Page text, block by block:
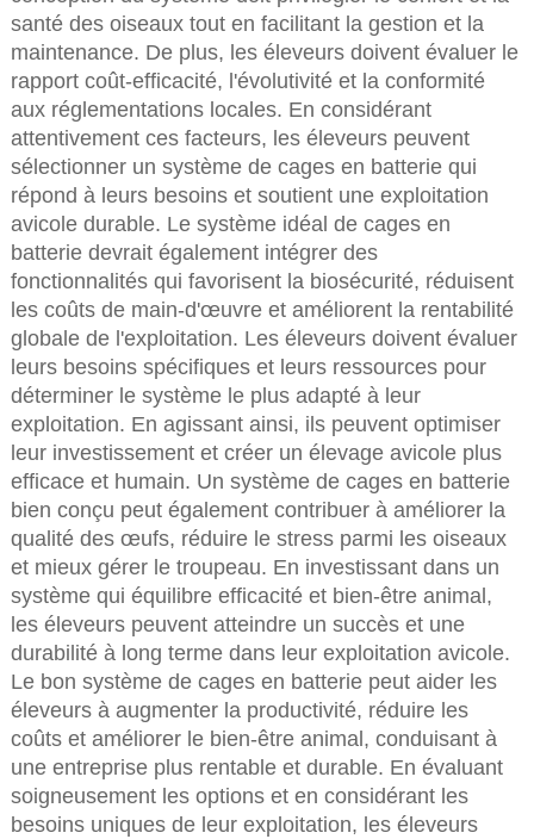
santé des oiseaux tout en facilitant la gestion et la
maintenance. De plus, les éleveurs doivent évaluer le
rapport coût-efficacité, l'évolutivité et la conformité
aux réglementations locales. En considérant
attentivement ces facteurs, les éleveurs peuvent
sélectionner un système de cages en batterie qui
répond à leurs besoins et soutient une exploitation
avicole durable. Le système idéal de cages en
batterie devrait également intégrer des
fonctionnalités qui favorisent la biosécurité, réduisent
les coûts de main-d'œuvre et améliorent la rentabilité
globale de l'exploitation. Les éleveurs doivent évaluer
leurs besoins spécifiques et leurs ressources pour
déterminer le système le plus adapté à leur
exploitation. En agissant ainsi, ils peuvent optimiser
leur investissement et créer un élevage avicole plus
efficace et humain. Un système de cages en batterie
bien conçu peut également contribuer à améliorer la
qualité des œufs, réduire le stress parmi les oiseaux
et mieux gérer le troupeau. En investissant dans un
système qui équilibre efficacité et bien-être animal,
les éleveurs peuvent atteindre un succès et une
durabilité à long terme dans leur exploitation avicole.
Le bon système de cages en batterie peut aider les
éleveurs à augmenter la productivité, réduire les
coûts et améliorer le bien-être animal, conduisant à
une entreprise plus rentable et durable. En évaluant
soigneusement les options et en considérant les
besoins uniques de leur exploitation, les éleveurs